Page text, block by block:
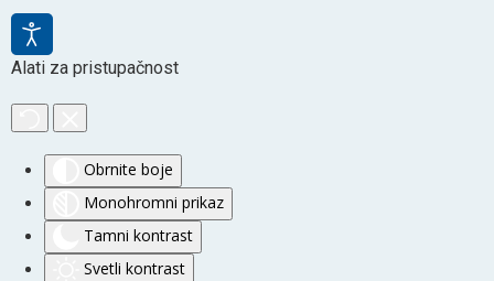
Alati za pristupačnost
Obrnite boje
Monohromni prikaz
Tamni kontrast
Svetli kontrast